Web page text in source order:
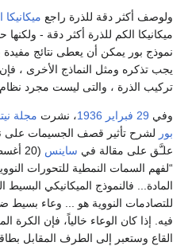
ولوصف أكثر دقة للذرة راجع ميكانيكا
ميكانيكا الكم للذرة أكثر دقة - ولكنها
نموذج بور يمكن أن يعطى نتائج
يجب تذكره ومثل النماذج الأخرى ،
تركيب الذرة ، والتى ليست مجرد
وفي 29 فبراير 1936، نشرت مجلة
بور
علـَّق على مقالة في ساينس
“لفهم السمات النمطية للتحورات
المادة... فالنموذج الميكانيكي
للتصادمات النووية هو ... وعاء بسيط
فيه. إذا كان الوعاء خالياً، فإن
القاع وستعبر إلى الطرف المقابل